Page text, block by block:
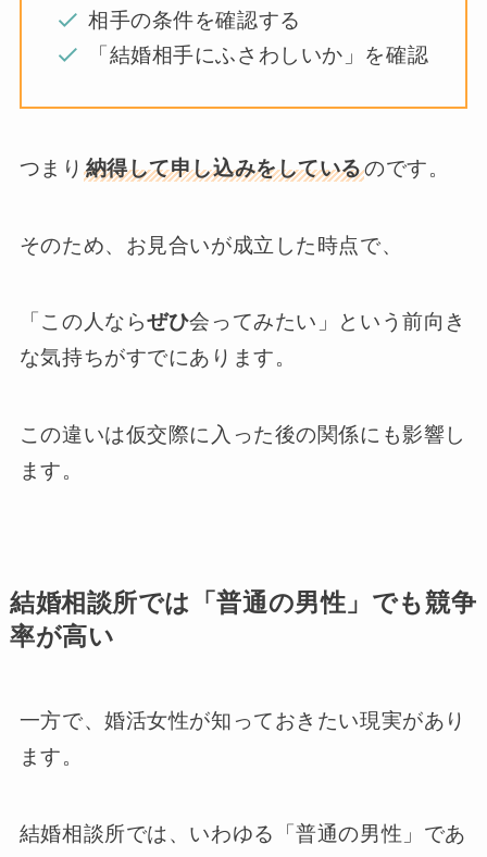
相手の条件を確認する
「結婚相手にふさわしいか」を確認
つまり 納得して申し込みをしているのです。
そのため、お見合いが成立した時点で、
「この人ならぜひ会ってみたい」という前向き
な気持ちがすでにあります。
この違いは仮交際に入った後の関係にも影響し
ます。
結婚相談所では「普通の男性」でも競争
率が高い
一方で、婚活女性が知っておきたい現実があり
ます。
結婚相談所では、いわゆる「普通の男性」であ